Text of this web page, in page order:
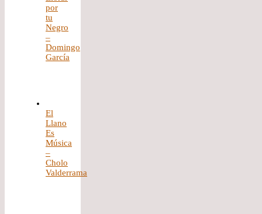
por
tu
Negro
–
Domingo
García
El
Llano
Es
Música
–
Cholo
Valderrama